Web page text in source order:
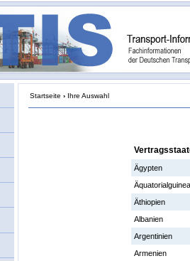
Startseite › Ihre Auswahl
Ägypten
Äquatorialguinea
Äthiopien
Albanien
Argentinien
Armenien